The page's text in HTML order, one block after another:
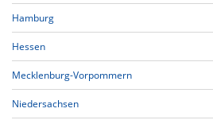
Hamburg
Hessen
Mecklenburg-Vorpommern
Niedersachsen